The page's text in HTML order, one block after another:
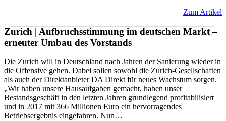
Zum Artikel
Zurich | Aufbruchsstimmung im deutschen Markt –
erneuter Umbau des Vorstands
Die Zurich will in Deutschland nach Jahren der Sanierung wieder in
die Offensive gehen. Dabei sollen sowohl die Zurich-Gesellschaften
als auch der Direktanbieter DA Direkt für neues Wachstum sorgen.
„Wir haben unsere Hausaufgaben gemacht, haben unser
Bestandsgeschäft in den letzten Jahren grundlegend profitabilisiert
und in 2017 mit 366 Millionen Euro ein hervorragendes
Betriebsergebnis eingefahren. Nun…